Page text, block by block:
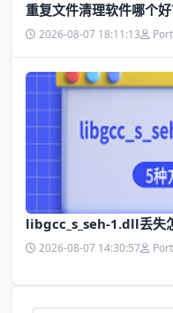
重复文件清理软件哪个
2026-08-07 18:11:13
libgcc_s_seh-1.dll丢失
2026-08-07 14:30:57